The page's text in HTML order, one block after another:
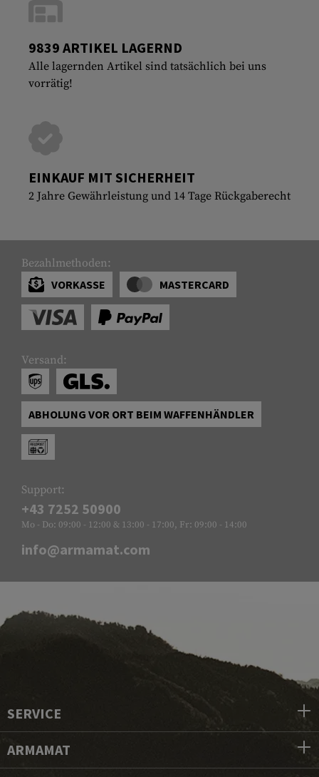
9839 ARTIKEL LAGERND
Alle lagernden Artikel sind tatsächlich bei uns
vorrätig!
EINKAUF MIT SICHERHEIT
2 Jahre Gewährleistung und 14 Tage Rückgaberecht
Bezahlmethoden:
VORKASSE
MASTERCARD
Versand:
ABHOLUNG VOR ORT BEIM WAFFENHÄNDLER
Support:
+43 7252 50900
Mo - Do: 09:00 - 12:00 & 13:00 - 17:00, Fr: 09:00 - 14:00
info@armamat.com
SERVICE
ARMAMAT